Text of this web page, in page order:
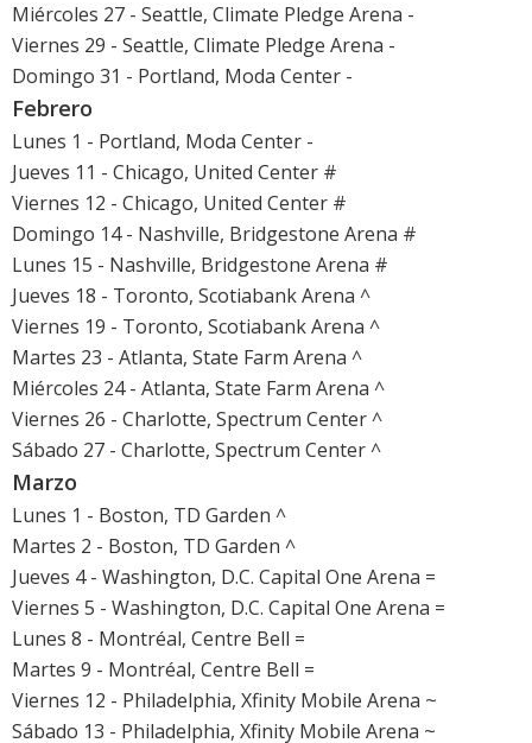
Miércoles 27 - Seattle, Climate Pledge Arena -
Viernes 29 - Seattle, Climate Pledge Arena -
Domingo 31 - Portland, Moda Center -
Febrero
Lunes 1 - Portland, Moda Center -
Jueves 11 - Chicago, United Center #
Viernes 12 - Chicago, United Center #
Domingo 14 - Nashville, Bridgestone Arena #
Lunes 15 - Nashville, Bridgestone Arena #
Jueves 18 - Toronto, Scotiabank Arena ^
Viernes 19 - Toronto, Scotiabank Arena ^
Martes 23 - Atlanta, State Farm Arena ^
Miércoles 24 - Atlanta, State Farm Arena ^
Viernes 26 - Charlotte, Spectrum Center ^
Sábado 27 - Charlotte, Spectrum Center ^
Marzo
Lunes 1 - Boston, TD Garden ^
Martes 2 - Boston, TD Garden ^
Jueves 4 - Washington, D.C. Capital One Arena =
Viernes 5 - Washington, D.C. Capital One Arena =
Lunes 8 - Montréal, Centre Bell =
Martes 9 - Montréal, Centre Bell =
Viernes 12 - Philadelphia, Xfinity Mobile Arena ~
Sábado 13 - Philadelphia, Xfinity Mobile Arena ~